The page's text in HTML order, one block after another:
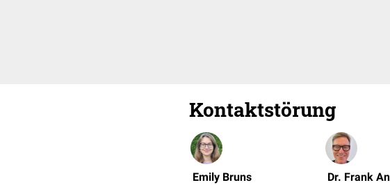
Kontaktstörung
Emily Bruns Dr. Frank